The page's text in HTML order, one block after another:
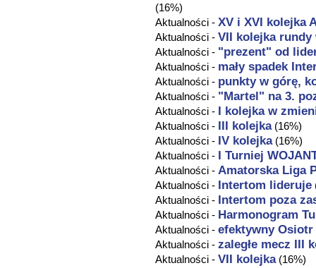
(16%)
Aktualności - XV i XVI kolejka
Aktualności - VII kolejka rundy
Aktualności - "prezent" od
Aktualności - mały spadek
Aktualności - punkty w górę,
Aktualności - "Martel" na 3.
Aktualności - I kolejka w
Aktualności - III kolejka(16%)
Aktualności - IV kolejka(16%)
Aktualności - I Turniej
Aktualności - Amatorska Liga
Aktualności - Intertom lideruje
Aktualności - Intertom poza
Aktualności - Harmonogram
Aktualności - efektywny Osiotr
Aktualności - zaległe mecz III
Aktualności - VII kolejka(16%)